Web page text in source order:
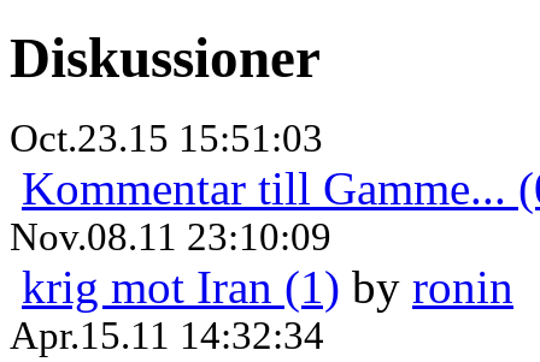
Diskussioner
Oct.23.15 15:51:03
Kommentar till Gamme...
Nov.08.11 23:10:09
krig mot Iran (1) by ronin
Apr.15.11 14:32:34